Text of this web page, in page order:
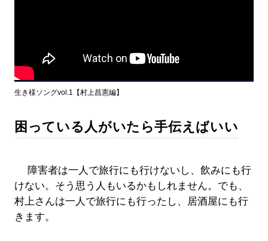
生き様ソングvol.1【村上昌憲編】
困っている人がいたら手伝えばいい
障害者は一人で旅行にも行けないし、飲みにも行
けない。そう思う人もいるかもしれません。でも、
村上さんは一人で旅行にも行ったし、居酒屋にも行
きます。